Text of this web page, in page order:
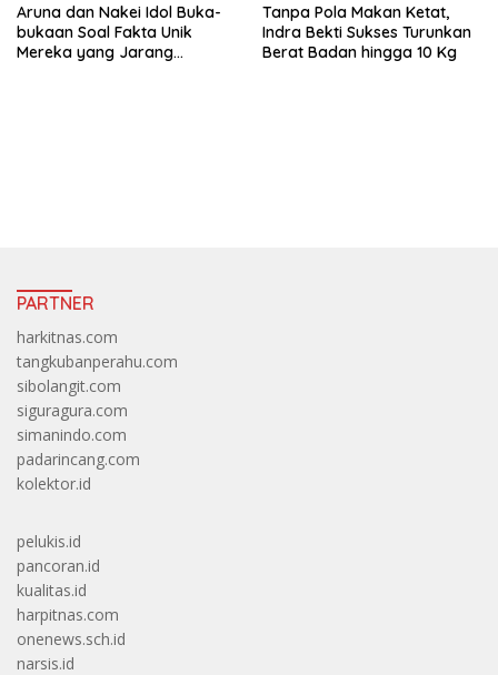
Aruna dan Nakei Idol Buka-
bukaan Soal Fakta Unik
Mereka yang Jarang
Tanpa Pola Makan Ketat,
Indra Bekti Sukses Turunkan
Berat Badan hingga 10 Kg
PARTNER
harkitnas.com
tangkubanperahu.com
sibolangit.com
siguragura.com
simanindo.com
padarincang.com
kolektor.id
pelukis.id
pancoran.id
kualitas.id
harpitnas.com
onenews.sch.id
narsis.id